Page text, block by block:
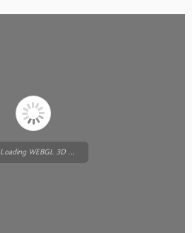
Loading WEBGL 3D ...